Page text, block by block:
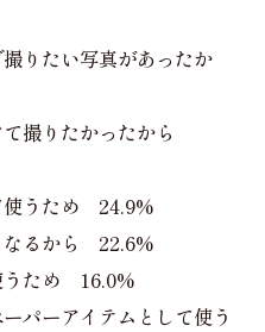
りたい写真があったか
撮りたかったから
使うため 24.9%
なるから 22.6%
うため 16.0%
パーアイテムとして使う